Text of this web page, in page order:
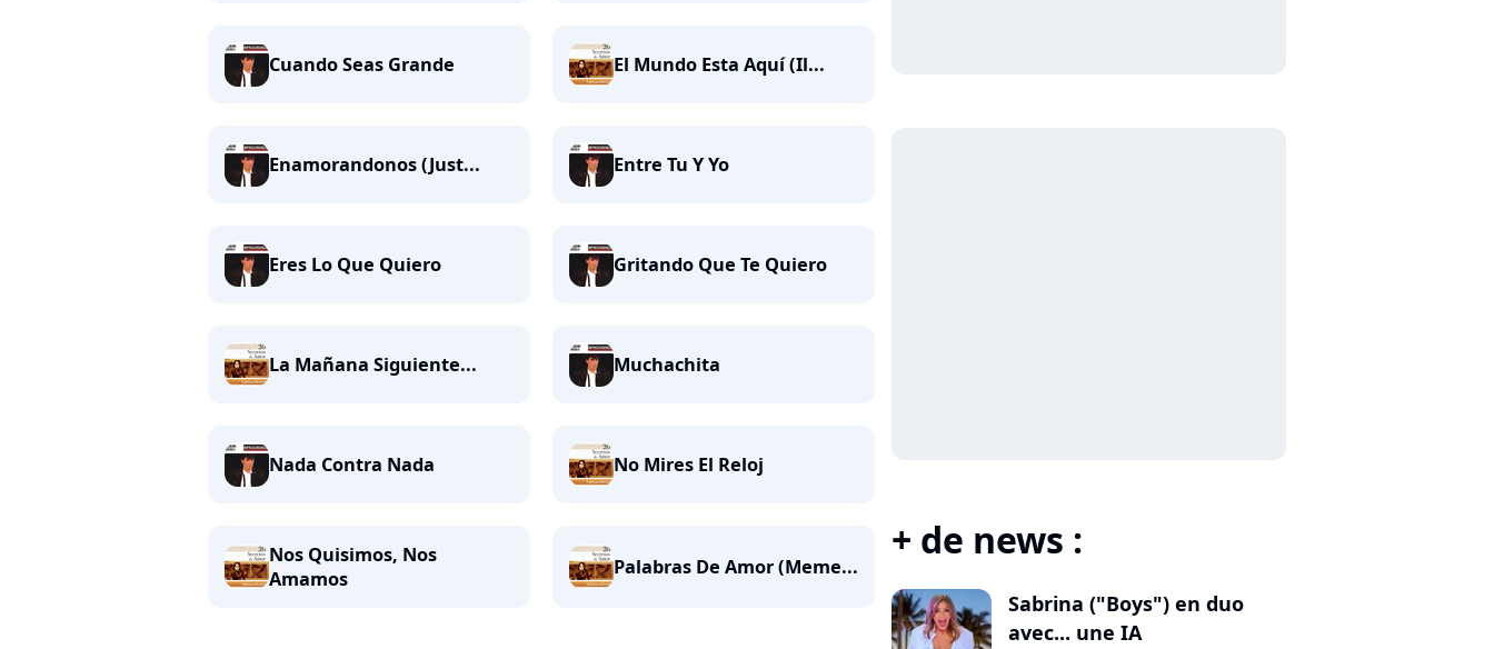
Cuando Seas Grande El Mundo Esta Aquí (Il...
Enamorandonos (Just... Entre Tu Y Yo
Eres Lo Que Quiero Gritando Que Te Quiero
La Mañana Siguiente... Muchachita
Nada Contra Nada No Mires El Reloj
Nos Quisimos, Nos
Amamos
Palabras De Amor (Meme...
+ de news :
Sabrina ("Boys") en duo
avec... une IA